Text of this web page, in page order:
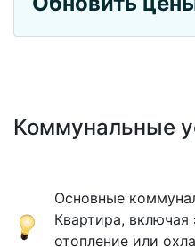
Коммунальные
Основные
Квартира, включая
отопление или